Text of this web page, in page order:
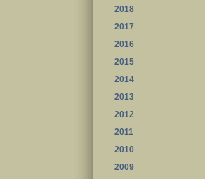
2018
2017
2016
2015
2014
2013
2012
2011
2010
2009